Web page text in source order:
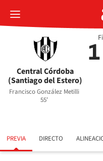
Central Córdoba
(Santiago del Estero)
1
Francisco González Metilli
55'
PREVIA DIRECTO